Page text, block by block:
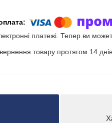
платежі. Тепер ви
товару протягом 14 днів